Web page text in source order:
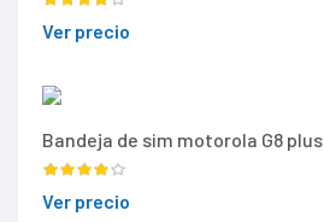
Ver precio
Bandeja de sim motorola G8 plus
Ver precio